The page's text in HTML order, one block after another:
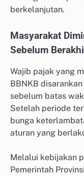
berkelanjutan.
Masyarakat
Sebelum
Wajib pajak yang
BBNKB
sebelum batas
Setelah periode
bunga
aturan yang
Melalui kebijakan
Pemerintah